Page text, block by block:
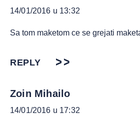
14/01/2016 u 13:32
Sa tom maketom ce se grejati
REPLY
Zoin Mihailo
14/01/2016 u 17:32